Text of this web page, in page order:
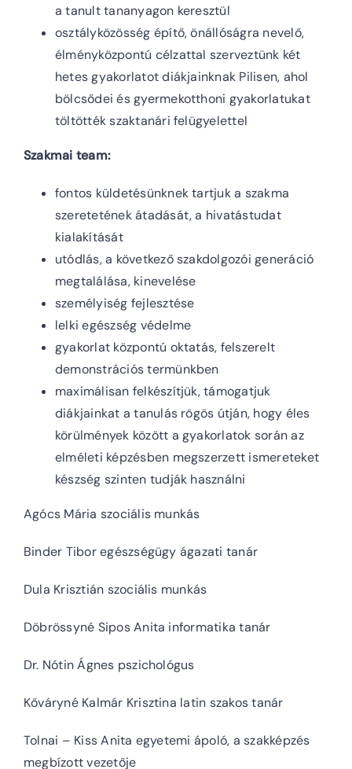
a tanult tananyagon keresztül
osztályközösség építő, önállóságra nevelő,
élményközpontú célzattal szerveztünk két
hetes gyakorlatot diákjainknak Pilisen, ahol
bölcsődei és gyermekotthoni gyakorlatukat
töltötték szaktanári felügyelettel
Szakmai team:
fontos küldetésünknek tartjuk a szakma
szeretetének átadását, a hivatástudat
kialakítását
utódlás, a következő szakdolgozói generáció
megtalálása, kinevelése
személyiség fejlesztése
lelki egészség védelme
gyakorlat központú oktatás, felszerelt
demonstrációs termünkben
maximálisan felkészítjük, támogatjuk
diákjainkat a tanulás rögös útján, hogy éles
körülmények között a gyakorlatok során az
elméleti képzésben megszerzett ismereteket
készség szinten tudják használni
Agócs Mária szociális munkás
Binder Tibor egészségügy ágazati tanár
Dula Krisztián szociális munkás
Döbrössyné Sipos Anita informatika tanár
Dr. Nótin Ágnes pszichológus
Kőváryné Kalmár Krisztina latin szakos tanár
Tolnai – Kiss Anita egyetemi ápoló, a szakképzés
megbízott vezetője